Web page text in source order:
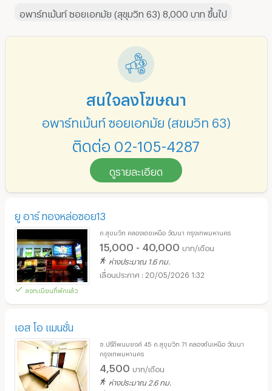
อพาร์ทเม้นท์ ซอยเอกมัย (สุขุมวิท 63) 8,000 บาท ขึ้นไป
สนใจลงโฆษณา
อพาร์ทเม้นท์ ซอยเอกมัย (สุขุมวิท 63)
ติดต่อ 02-105-4287
ดูรายละเอียด
ยู อาร์ ทองหล่อซอย13
ลงทะเบียนที่พักแล้ว
ถ.สุขมวิท คลองเตยเหนือ วัฒนา กรุงเทพมหานคร
15,000 - 40,000 บาท/เดือน
ห่างประมาณ 1.6 กม.
20/05/2026 1:32
เอส โอ แมนชั่น
ซ.ปรีดีพนมยงค์ 45 ถ.สุขุมวิท 71 คลองตันเหนือ วัฒนา
กรุงเทพมหานคร
4,500 บาท/เดือน
ห่างประมาณ 2.6 กม.